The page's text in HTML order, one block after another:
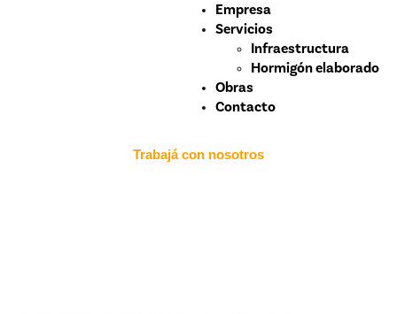
Empresa
Servicios
Infraestructura
Hormigón elaborado
Obras
Contacto
Trabajá con nosotros